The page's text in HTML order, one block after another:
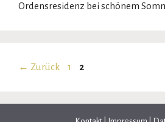
Ordensresidenz bei schönem
← Zurück Seite
1 Seite
2